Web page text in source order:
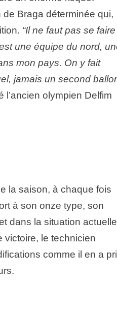
de Braga déterminée qui,
“Il ne faut pas se faire
une équipe du nord,
mon pays. On y fait
jamais un second
l’ancien olympien Delfim
la saison, à chaque fois
à son onze type, son
dans la situation actuelle
victoire, le technicien
comme il en a